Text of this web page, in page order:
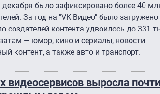
было зафиксировано более 40
За год на "VK Видео" было загружено
создателей контента удвоилось до 331
— юмор, кино и сериалы, новости
контент, а также авто и транспорт.
видеосервисов выросла